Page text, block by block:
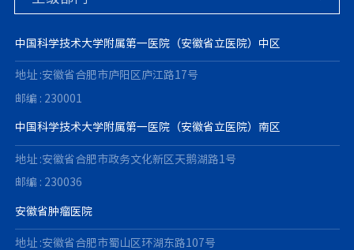
中国科学技术大学附属第一医院（安徽省立医院）中区
地址 :安徽省合肥市庐阳区庐江路17号
邮编 : 230001
中国科学技术大学附属第一医院（安徽省立医院）南区
地址 :安徽省合肥市政务文化新区天鹅湖路1号
邮编 : 230036
安徽省肿瘤医院
地址 :安徽省合肥市蜀山区环湖东路107号